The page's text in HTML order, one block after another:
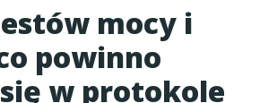
mocy i
powinno
w protokole